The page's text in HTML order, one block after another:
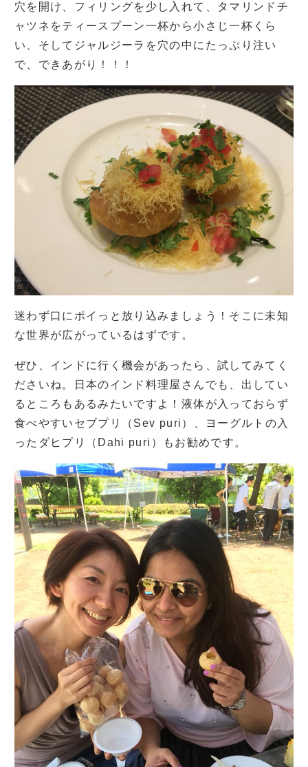
穴を開け、フィリングを少し入れて、タマリンドチ
ャツネをティースプーン一杯から小さじ一杯くら
い、そしてジャルジーラを穴の中にたっぷり注い
で、できあがり！！！
迷わず口にポイっと放り込みましょう！そこに未知
な世界が広がっているはずです。
ぜひ、インドに行く機会があったら、試してみてく
ださいね。日本のインド料理屋さんでも、出してい
るところもあるみたいですよ！液体が入っておらず
食べやすいセブプリ（Sev puri）、ヨーグルトの入
ったダヒプリ（Dahi puri）もお勧めです。